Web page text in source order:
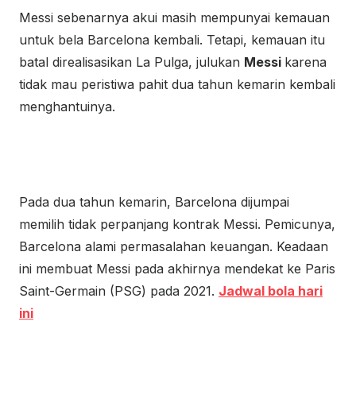
Messi sebenarnya akui masih mempunyai kemauan
untuk bela Barcelona kembali. Tetapi, kemauan itu
batal direalisasikan La Pulga, julukan Messi karena
tidak mau peristiwa pahit dua tahun kemarin kembali
menghantuinya.
Pada dua tahun kemarin, Barcelona dijumpai
memilih tidak perpanjang kontrak Messi. Pemicunya,
Barcelona alami permasalahan keuangan. Keadaan
ini membuat Messi pada akhirnya mendekat ke Paris
Saint-Germain (PSG) pada 2021. Jadwal bola hari
ini